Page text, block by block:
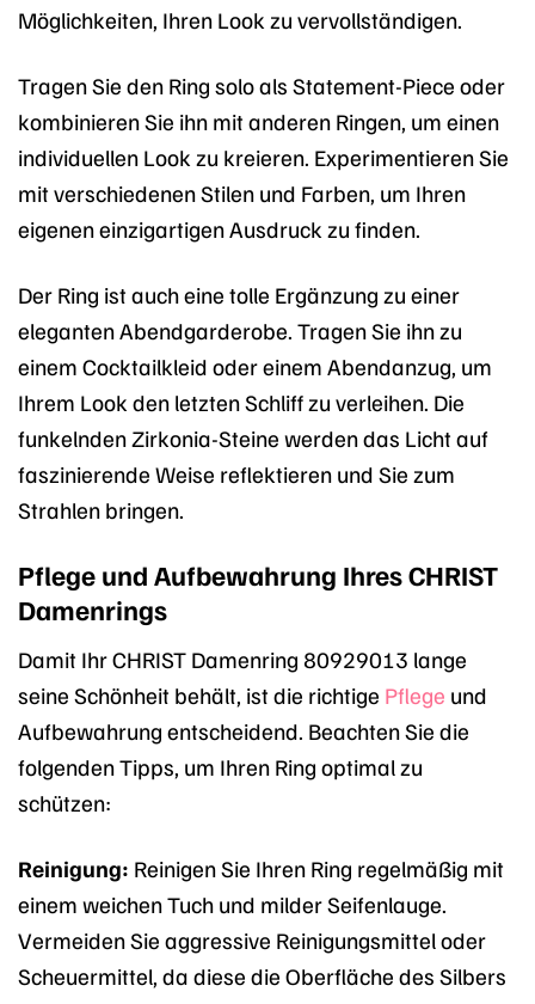
Möglichkeiten, Ihren Look zu vervollständigen.
Tragen Sie den Ring solo als Statement-Piece oder
kombinieren Sie ihn mit anderen Ringen, um einen
individuellen Look zu kreieren. Experimentieren Sie
mit verschiedenen Stilen und Farben, um Ihren
eigenen einzigartigen Ausdruck zu finden.
Der Ring ist auch eine tolle Ergänzung zu einer
eleganten Abendgarderobe. Tragen Sie ihn zu
einem Cocktailkleid oder einem Abendanzug, um
Ihrem Look den letzten Schliff zu verleihen. Die
funkelnden Zirkonia-Steine werden das Licht auf
faszinierende Weise reflektieren und Sie zum
Strahlen bringen.
Pflege und Aufbewahrung Ihres CHRIST
Damenrings
Damit Ihr CHRIST Damenring 80929013 lange
seine Schönheit behält, ist die richtige Pflege und
Aufbewahrung entscheidend. Beachten Sie die
folgenden Tipps, um Ihren Ring optimal zu
schützen:
Reinigung: Reinigen Sie Ihren Ring regelmäßig mit
einem weichen Tuch und milder Seifenlauge.
Vermeiden Sie aggressive Reinigungsmittel oder
Scheuermittel, da diese die Oberfläche des Silbers